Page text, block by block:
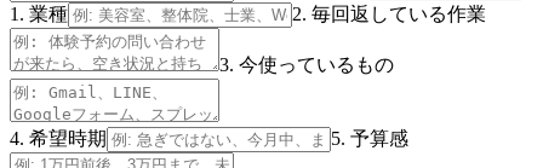
1. 業種
2. 毎回返している作業
3. 今使っているもの
4. 希望時期 5. 予算感